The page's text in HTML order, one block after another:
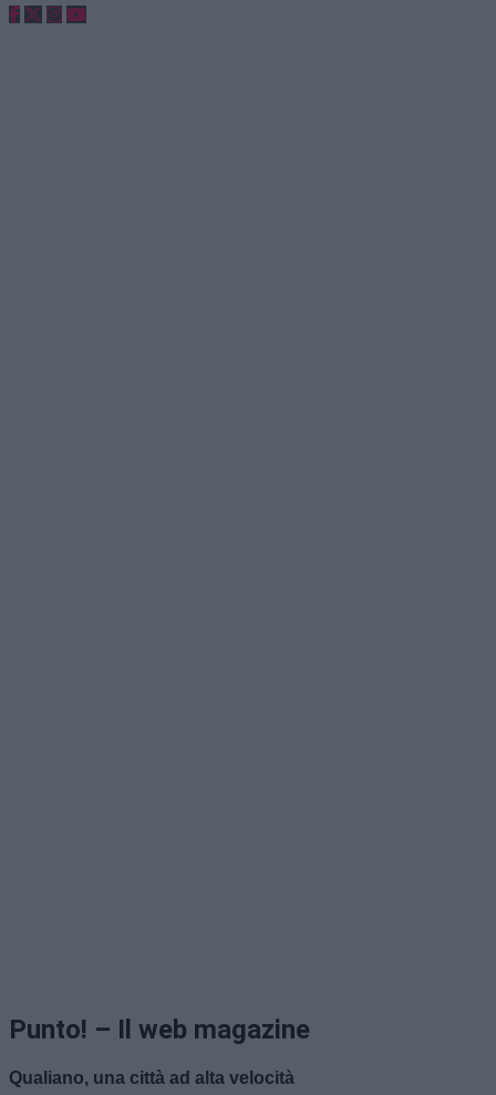
Punto! – Il web magazine
Qualiano, una città ad alta velocità